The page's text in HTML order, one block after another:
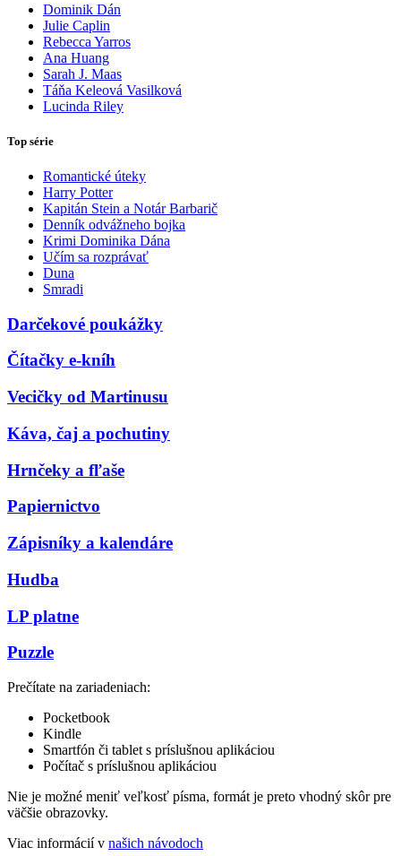
Dominik Dán
Julie Caplin
Rebecca Yarros
Ana Huang
Sarah J. Maas
Táňa Keleová Vasilková
Lucinda Riley
Top série
Romantické úteky
Harry Potter
Kapitán Stein a Notár Barbarič
Denník odvážneho bojka
Krimi Dominika Dána
Učím sa rozprávať
Duna
Smradi
Darčekové poukážky
Čítačky e-kníh
Vecičky od Martinusu
Káva, čaj a pochutiny
Hrnčeky a fľaše
Papiernictvo
Zápisníky a kalendáre
Hudba
LP platne
Puzzle
Prečítate na zariadeniach:
Pocketbook
Kindle
Smartfón či tablet s príslušnou aplikáciou
Počítač s príslušnou aplikáciou
Nie je možné meniť veľkosť písma, formát je preto vhodný skôr pre
väčšie obrazovky.
Viac informácií v našich návodoch